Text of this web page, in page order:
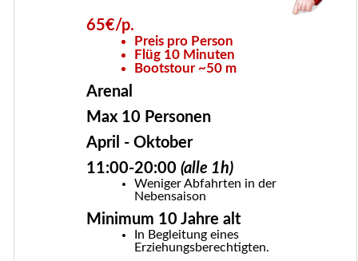
65€/p.
Preis pro Person
Flüg 10 Minuten
Bootstour ~50 m
Arenal
Max 10 Personen
April - Oktober
11:00-20:00 (alle 1h)
Weniger Abfahrten in der
Nebensaison
Minimum 10 Jahre alt
In Begleitung eines
Erziehungsberechtigten.